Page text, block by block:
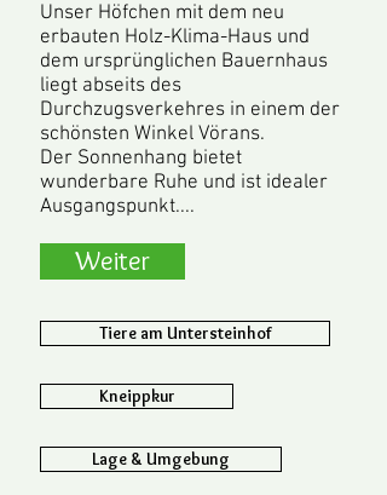
Unser Höfchen mit dem neu
erbauten Holz-Klima-Haus und
dem ursprünglichen Bauernhaus
liegt abseits des
Durchzugsverkehres in einem der
schönsten Winkel Vörans.
Der Sonnenhang bietet
wunderbare Ruhe und ist idealer
Ausgangspunkt....
Weiter
Tiere am Untersteinhof
Kneippkur
Lage & Umgebung